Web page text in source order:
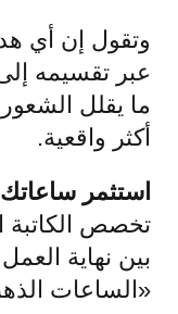
وتقول إن أي
عبر تقسيمه
ما يقلل الشعور
أكثر واقعية.
استثمر ساعاتك
تخصص الكاتبة
بين نهاية
«الساعات